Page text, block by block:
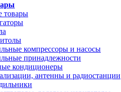
товары
компрессоры и насосы
принадлежности
кондиционеры
антенны и радиостанции